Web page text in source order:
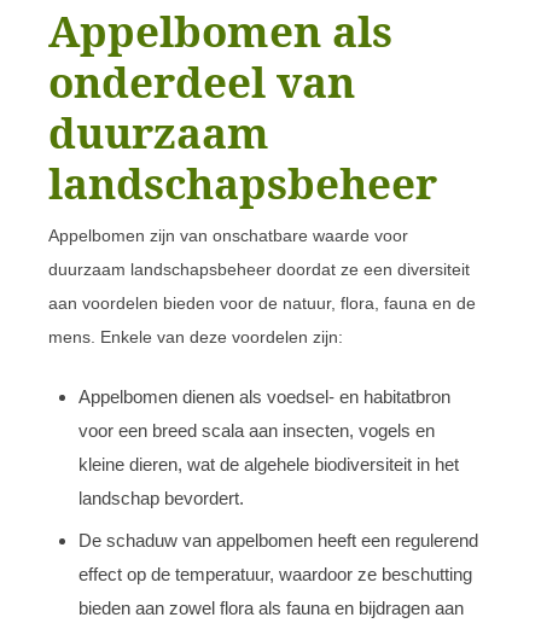
Appelbomen als
onderdeel van
duurzaam
landschapsbeheer
Appelbomen zijn van onschatbare waarde voor
duurzaam landschapsbeheer doordat ze een diversiteit
aan voordelen bieden voor de natuur, flora, fauna en de
mens. Enkele van deze voordelen zijn:
Appelbomen dienen als voedsel- en habitatbron
voor een breed scala aan insecten, vogels en
kleine dieren, wat de algehele biodiversiteit in het
landschap bevordert.
De schaduw van appelbomen heeft een regulerend
effect op de temperatuur, waardoor ze beschutting
bieden aan zowel flora als fauna en bijdragen aan